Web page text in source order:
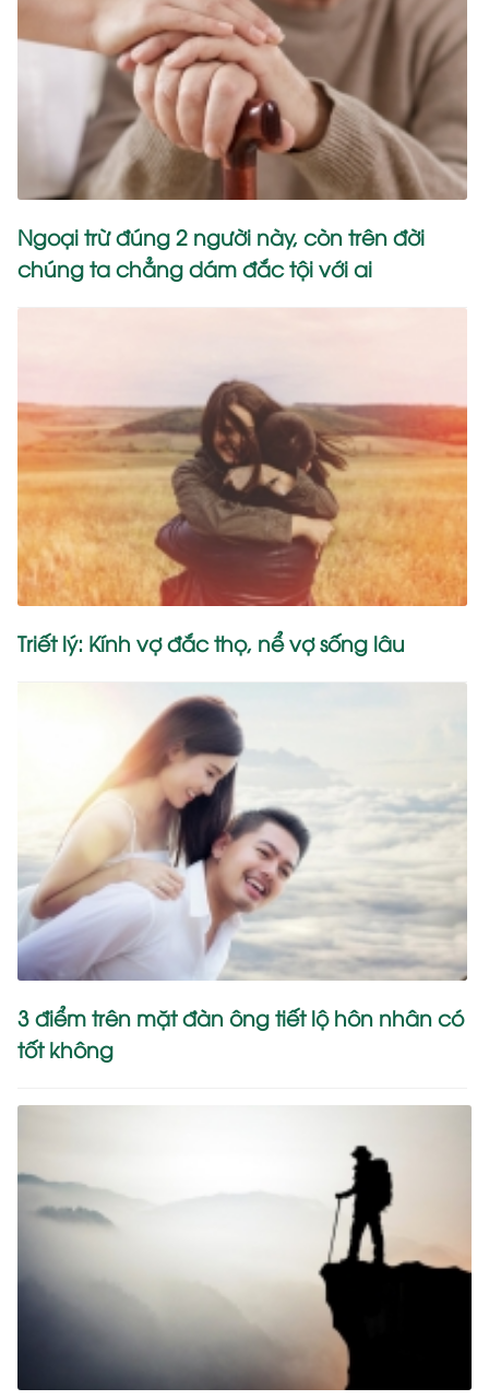
Ngoại trừ đúng 2 người này, còn trên đời
chúng ta chẳng dám đắc tội với ai
Triết lý: Kính vợ đắc thọ, nể vợ sống lâu
3 điểm trên mặt đàn ông tiết lộ hôn nhân có
tốt không